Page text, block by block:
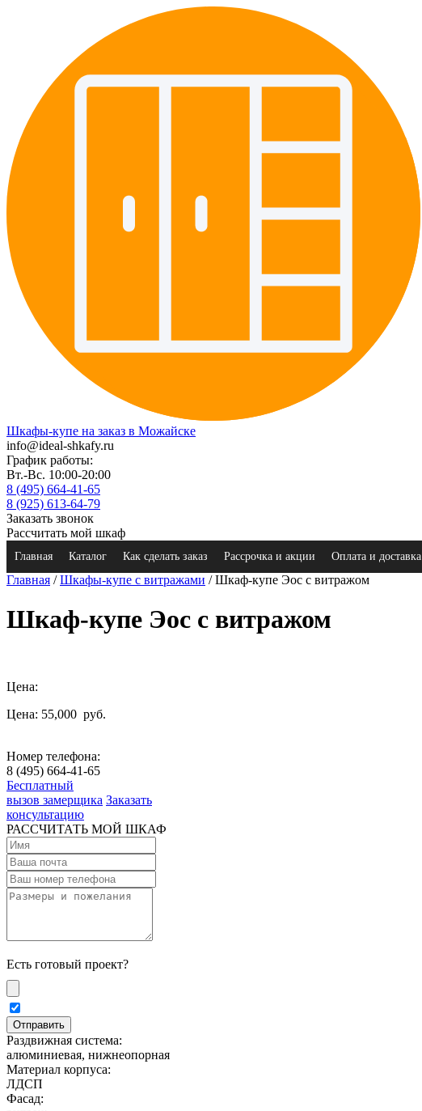
Шкафы-купе на заказ в Можайске
info@ideal-shkafy.ru
График работы:
Вт.-Вс. 10:00-20:00
8 (495) 664-41-65
8 (925) 613-64-79
Заказать звонок
Рассчитать мой шкаф
Главная Каталог Как сделать заказ Рассрочка и акции Оплата и доставка
Главная /Шкафы-купе с витражами / Шкаф-купе Эос с витражом
Шкаф-купе Эос с витражом
Цена:
Цена: 55,000 руб.
Номер телефона:
8 (495) 664-41-65
Бесплатный
вызов замерщика Заказать
консультацию
РАССЧИТАТЬ МОЙ ШКАФ
Есть готовый проект?
Раздвижная система:
алюминиевая, нижнеопорная
Материал корпуса:
ЛДСП
Фасад: